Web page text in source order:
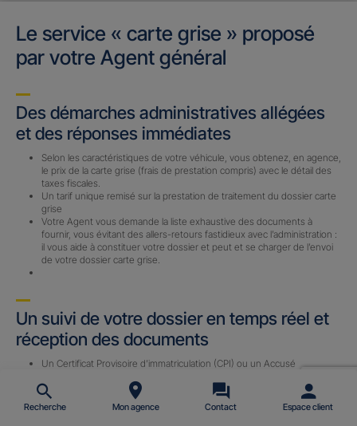
Le service « carte grise » proposé
par votre Agent général
Des démarches administratives allégées
et des réponses immédiates
Selon les caractéristiques de votre véhicule, vous obtenez, en agence,
le prix de la carte grise (frais de prestation compris) avec le détail des
taxes fiscales.
Un tarif unique remisé sur la prestation de traitement du dossier carte
grise
Votre Agent vous demande la liste exhaustive des documents à
fournir, vous évitant des allers-retours fastidieux avec l’administration :
il vous aide à constituer votre dossier et peut et se charger de l’envoi
de votre dossier carte grise.
Un suivi de votre dossier en temps réel et
réception des documents
Un Certificat Provisoire d’immatriculation (CPI) ou un Accusé
envoyé par email (sous 24 h) avec le n° d’immatriculation définitif une
fois le dossier complet reçu par notre prestataire.
Recherche Mon agence Contact Espace client